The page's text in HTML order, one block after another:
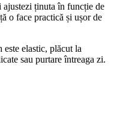
ajustezi ținuta în funcție de
o face practică și ușor de
elastic, plăcut la
sau purtare întreaga zi.